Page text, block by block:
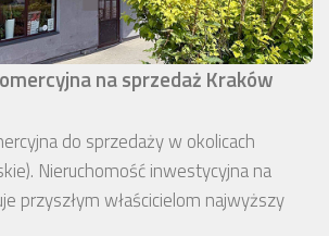
na sprzedaż Kraków
do sprzedaży w okolicach
Nieruchomość inwestycyjna na
przyszłym właścicielom najwyższy